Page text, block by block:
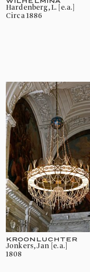
Hardenberg, L. [e.a.]
circa 1886
KROONLUCHTER
Jonkers, Jan [e.a.]
1808